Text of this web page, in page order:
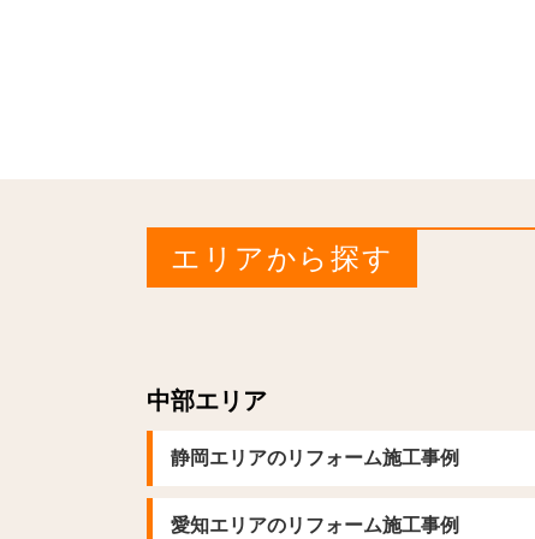
エリアから探す
中部エリア
静岡エリアのリフォーム施工事例
愛知エリアのリフォーム施工事例